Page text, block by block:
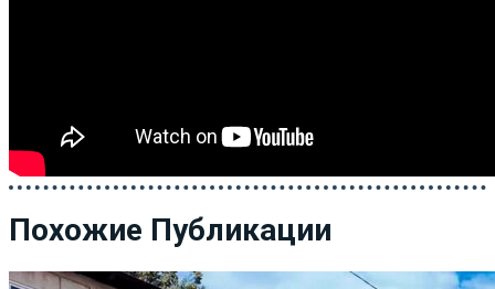
Похожие Публикации